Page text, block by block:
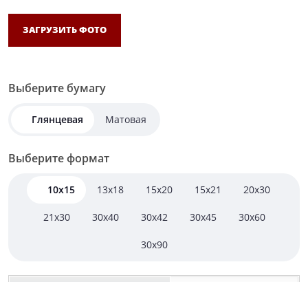
ЗАГРУЗИТЬ ФОТО
Выберите бумагу
Глянцевая Матовая
Выберите формат
10x15 13x18 15x20 15x21 20x30
21x30 30x40 30x42 30x45 30x60
30x90